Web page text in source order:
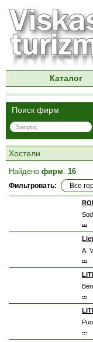
Каталог
Поиск фирм
Хостели
Найдено фирм: 16
Фильтровать:
...
A.
...
...
...